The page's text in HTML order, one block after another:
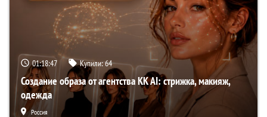
01:18:46 Купили:64
Создание образа от агентства KK AI: стрижка, макияж,
одежда
Россия